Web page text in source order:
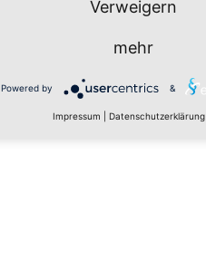
Verweigern
mehr
Powered by &
Impressum Datenschutzerklärung